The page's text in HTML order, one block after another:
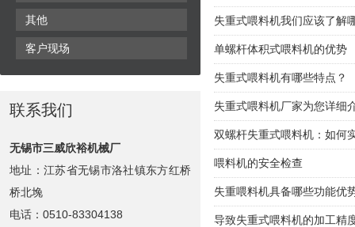
其他
客户现场
联系我们
无锡市三威欣裕机械厂
地址：江苏省无锡市洛社镇东方红桥
桥北堍
电话：0510-83304138
失重式喂料机我们应该了解
单螺杆体积式喂料机的优势
失重式喂料机有哪些特点？
失重式喂料机厂家为您详细
双螺杆失重式喂料机：如何
喂料机的安全检查
失重喂料机具备哪些功能优
导致失重式喂料机的加工精